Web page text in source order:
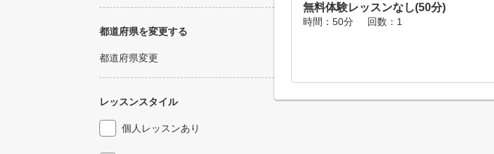
都道府県を変更する
都道府県変更
レッスンスタイル
個人レッスンあり
無料体験レッスンなし(50分)
時間：50分 回数：1